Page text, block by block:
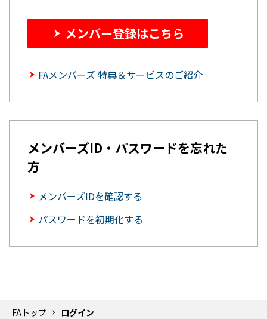
メンバー登録はこちら
FAメンバーズ 特典＆サービスのご紹介
メンバーズID・パスワードを忘れた
方
メンバーズIDを確認する
パスワードを初期化する
FAトップ ログイン